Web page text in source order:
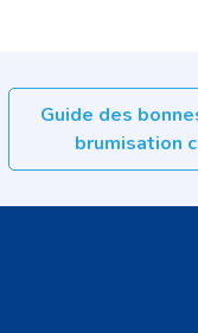
Guide des
brumisation